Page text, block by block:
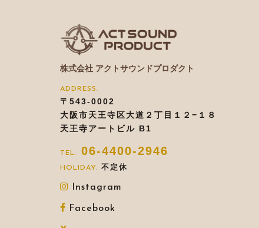
株式会社 アクトサウンドプロダクト
〒543-0002
大阪市天王寺区大道２丁目１２−１８
天王寺アートビル B1
06-4400-2946
不定休
Instagram
Facebook